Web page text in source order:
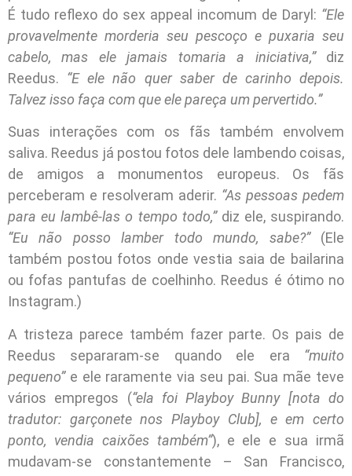
É tudo reflexo do sex appeal incomum de Daryl: “Ele
provavelmente morderia seu pescoço e puxaria seu
cabelo, mas ele jamais tomaria a iniciativa,”diz
Reedus. “E ele não quer saber de carinho depois.
Talvez isso faça com que ele pareça um pervertido.”
Suas interações com os fãs também envolvem
saliva. Reedus já postou fotos dele lambendo coisas,
de amigos a monumentos europeus. Os fãs
perceberam e resolveram aderir. “As pessoas pedem
para eu lambê-las o tempo todo,”diz ele, suspirando.
“Eu não posso lamber todo mundo, sabe?”(Ele
também postou fotos onde vestia saia de bailarina
ou fofas pantufas de coelhinho. Reedus é ótimo no
Instagram.)
A tristeza parece também fazer parte. Os pais de
Reedus separaram-se quando ele era “muito
pequeno”e ele raramente via seu pai. Sua mãe teve
vários empregos (“ela foi Playboy Bunny [nota do
tradutor: garçonete nos Playboy Club], e em certo
ponto, vendia caixões também”), e ele e sua irmã
mudavam-se constantemente – San Francisco,